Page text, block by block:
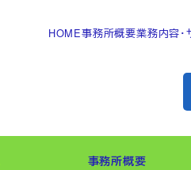
HOME事務所概要業務内容・
事務所概要